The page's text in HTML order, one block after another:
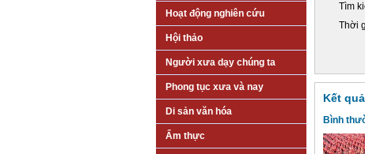
Hoạt động nghiên cứu
Hội thảo
Người xưa dạy chúng ta
Phong tục xưa và nay
Di sản văn hóa
Ẩm thực
Tìm
Thời
Kết
Bình